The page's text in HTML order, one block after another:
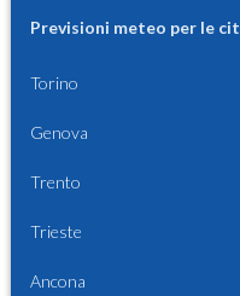
Previsioni meteo per le
Torino
Genova
Trento
Trieste
Ancona